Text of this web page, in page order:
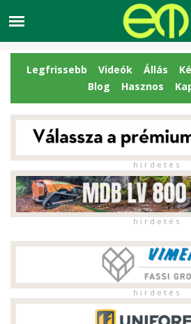
Legfrissebb Videók Állás
Blog
Hasznos
h i r d e t é s
h i r d e t é s
h i r d e t é s